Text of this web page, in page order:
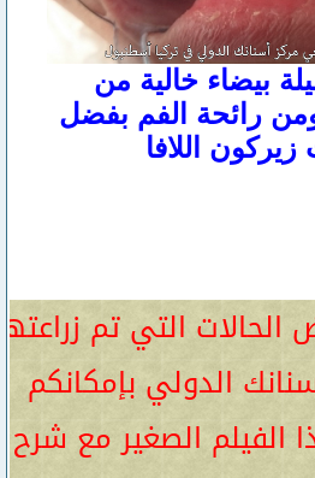
بيضاء خالية من
ومن رائحة الفم بفضل
زيركون اللافا
التي تم زراعتها
الدولي بإمكانكم
الصغير مع شرح